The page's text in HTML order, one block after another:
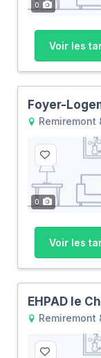
0
Voir les
Foyer-
Remiremont
0
Voir les
EHPAD le
Remiremont